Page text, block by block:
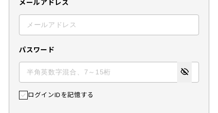
メールアドレス
パスワード
ログインIDを記憶する